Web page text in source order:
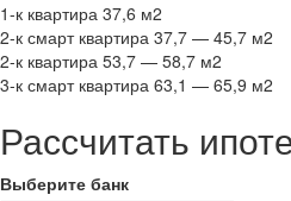
1-к квартира 37,6 м2
2-к смарт квартира 37,7 — 45,7 м2
2-к квартира 53,7 — 58,7 м2
3-к смарт квартира 63,1 — 65,9 м2
Рассчитать
Выберите банк